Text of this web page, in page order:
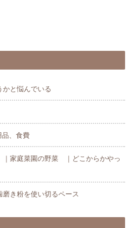
と悩んでいる
、食費
家庭菜園の野菜 ｜どこからかやっ
き粉を使い切るペース